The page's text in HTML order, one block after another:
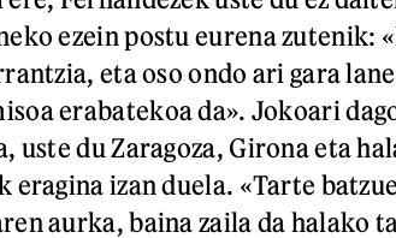
ezein postu eurena zutenik:
eta oso ondo ari gara
erabatekoa da». Jokoari
uste du Zaragoza, Girona eta
eragina izan duela. «Tarte
aurka, baina zaila da halako